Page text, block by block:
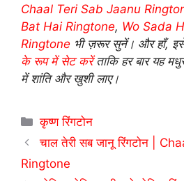
Chaal Teri Sab Jaanu
Bat Hai Ringtone, Wo Sada
Ringtone भी ज़रूर सुनें। और हाँ,
के रूप में सेट करेंताकि हर बार यह
में शांति और खुशी लाए।
Categories
कृष्ण रिंगटोन
चाल तेरी सब जानू रिंगटोन |
Ringtone